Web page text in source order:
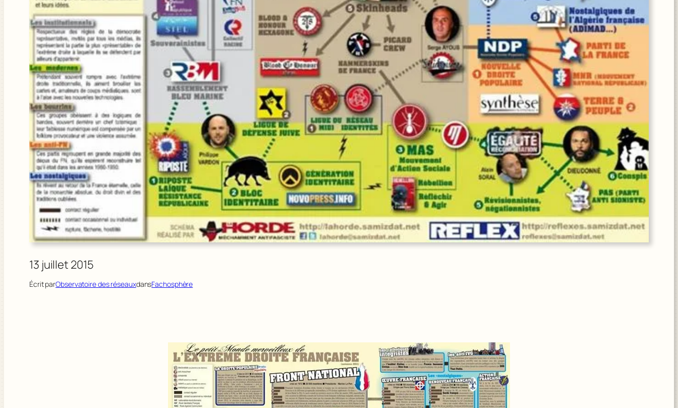
13 juillet 2015
Écrit parObservatoire des réseauxdansFachosphère